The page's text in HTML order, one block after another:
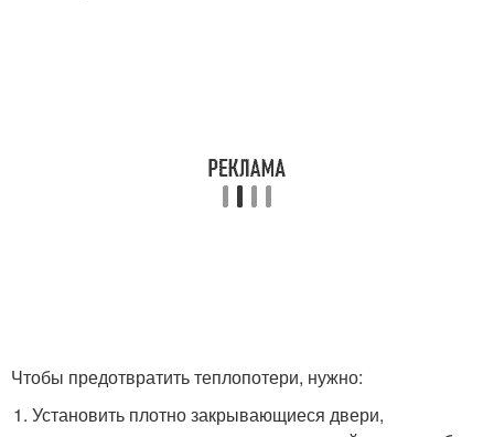
Чтобы предотвратить теплопотери, нужно:
Установить плотно закрывающиеся двери,